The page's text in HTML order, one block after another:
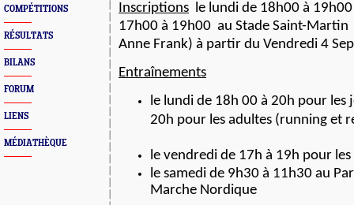
COMPÉTITIONS
RÉSULTATS
BILANS
FORUM
LIENS
MÉDIATHÈQUE
Inscriptions le lundi de 18h00 à 19h00
17h00 à 19h00 au Stade Saint-Martin
Anne Frank) à partir du Vendredi 4
Entraînements
le lundi de 18h 00 à 20h pour les
20h pour les adultes (running et
le vendredi de 17h à 19h pour les
le samedi de 9h30 à 11h30 au
Marche Nordique